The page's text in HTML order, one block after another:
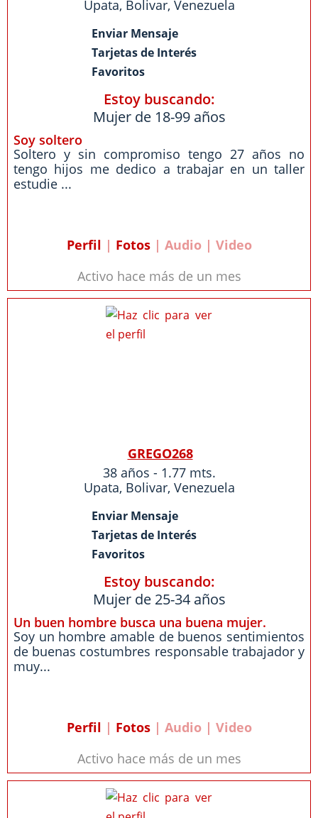
Upata, Bolivar, Venezuela
Enviar Mensaje
Tarjetas de Interés
Favoritos
Estoy buscando:
Mujer de 18-99 años
Soy soltero
Soltero y sin compromiso tengo 27 años no
tengo hijos me dedico a trabajar en un taller
estudie ...
Perfil | Fotos| Audio | Video
Activo hace más de un mes
GREGO268
38 años - 1.77 mts.
Upata, Bolivar, Venezuela
Enviar Mensaje
Tarjetas de Interés
Favoritos
Estoy buscando:
Mujer de 25-34 años
Un buen hombre busca una buena mujer.
Soy un hombre amable de buenos sentimientos
de buenas costumbres responsable trabajador y
muy...
Perfil | Fotos| Audio | Video
Activo hace más de un mes